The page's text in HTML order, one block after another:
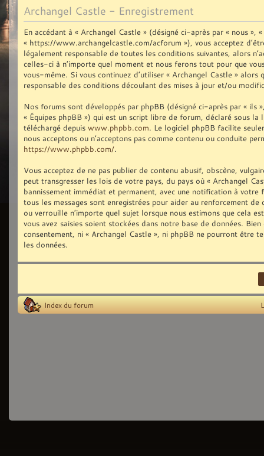
Archangel Castle - Enregistrement
En accédant à « Archangel Castle » (désigné ci-après par « nous »,
« https://www.archangelcastle.com/acforum »), vous acceptez
légalement responsable de toutes les conditions suivantes, alors
celles-ci à n’importe quel moment et nous ferons tout pour que
vous-même. Si vous continuez d’utiliser « Archangel Castle »
responsable des conditions découlant des mises à jour et/ou
Nos forums sont développés par phpBB (désigné ci-après par « ils
« Équipes phpBB ») qui est un script libre de forum, déclaré sous la
téléchargé depuis www.phpbb.com. Le logiciel phpBB facilite
nous acceptons ou n’acceptons pas comme contenu ou conduite
https://www.phpbb.com/.
Vous acceptez de ne pas publier de contenu abusif, obscène,
peut transgresser les lois de votre pays, du pays où « Archangel
bannissement immédiat et permanent, avec une notification à votre
tous les messages sont enregistrées pour aider au renforcement
ou verrouille n’importe quel sujet lorsque nous estimons que cela
vous avez saisies soient stockées dans notre base de données.
consentement, ni « Archangel Castle », ni phpBB ne pourront être
les données.
Index du forum